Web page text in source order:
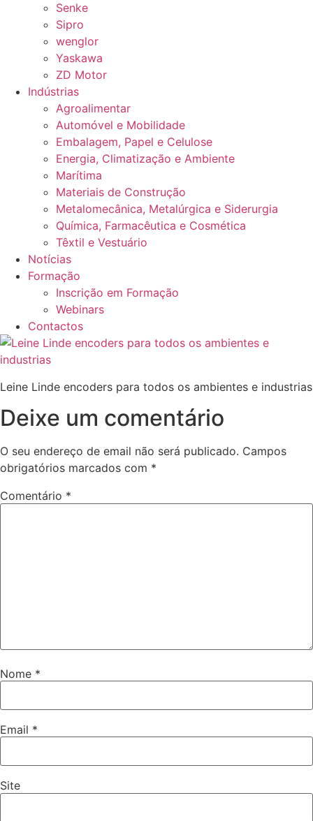
Senke
Sipro
wenglor
Yaskawa
ZD Motor
Indústrias
Agroalimentar
Automóvel e Mobilidade
Embalagem, Papel e Celulose
Energia, Climatização e Ambiente
Marítima
Materiais de Construção
Metalomecânica, Metalúrgica e Siderurgia
Química, Farmacêutica e Cosmética
Têxtil e Vestuário
Notícias
Formação
Inscrição em Formação
Webinars
Contactos
Leine Linde encoders para todos os ambientes e industrias
Deixe um comentário
O seu endereço de email não será publicado. Campos
obrigatórios marcados com *
Comentário *
Nome *
Email *
Site